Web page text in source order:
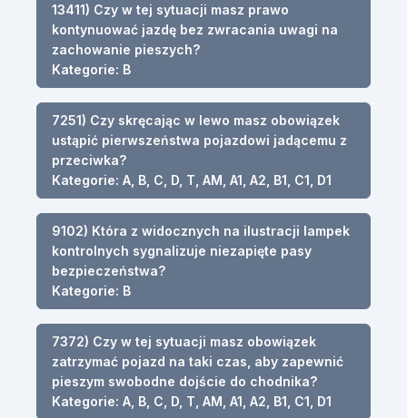
13411) Czy w tej sytuacji masz prawo
kontynuować jazdę bez zwracania uwagi na
zachowanie pieszych?
Kategorie: B
7251) Czy skręcając w lewo masz obowiązek
ustąpić pierwszeństwa pojazdowi jadącemu z
przeciwka?
Kategorie: A, B, C, D, T, AM, A1, A2, B1, C1, D1
9102) Która z widocznych na ilustracji lampek
kontrolnych sygnalizuje niezapięte pasy
bezpieczeństwa?
Kategorie: B
7372) Czy w tej sytuacji masz obowiązek
zatrzymać pojazd na taki czas, aby zapewnić
pieszym swobodne dojście do chodnika?
Kategorie: A, B, C, D, T, AM, A1, A2, B1, C1, D1